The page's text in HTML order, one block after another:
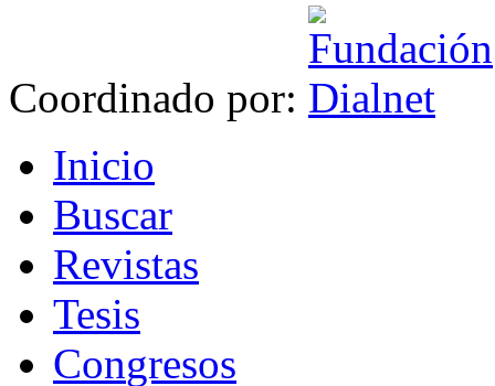
Coordinado por:
Inicio
Buscar
Revistas
Tesis
Congresos